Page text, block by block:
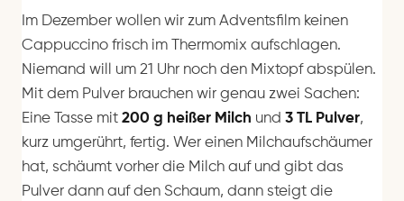
Im Dezember wollen wir zum Adventsfilm keinen
Cappuccino frisch im Thermomix aufschlagen.
Niemand will um 21 Uhr noch den Mixtopf abspülen.
Mit dem Pulver brauchen wir genau zwei Sachen:
Eine Tasse mit 200 g heißer Milch und 3 TL Pulver,
kurz umgerührt, fertig. Wer einen Milchaufschäumer
hat, schäumt vorher die Milch auf und gibt das
Pulver dann auf den Schaum, dann steigt die